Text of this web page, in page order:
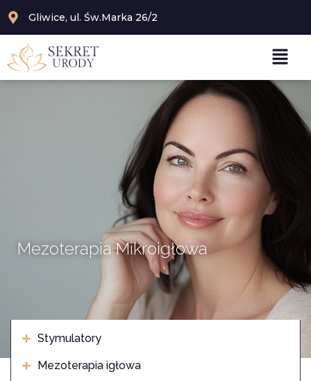
Gliwice, ul. Św.Marka 26/2
Mezoterapia Mikroigłowa
Stymulatory
Mezoterapia igłowa